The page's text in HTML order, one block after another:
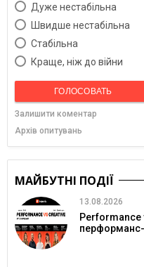
Дуже нестабільна
Швидше нестабільна
Cтабільна
Краще, ніж до війни
ГОЛОСОВАТЬ
Залишити коментар
Архів опитувань
МАЙБУТНІ ПОДІЇ
13.08.2026
Performance